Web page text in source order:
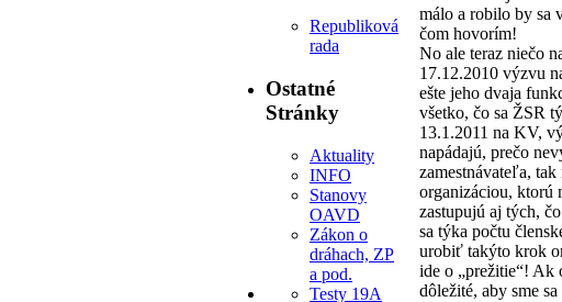
Republiková
rada
Ostatné
Stránky
Aktuality
INFO
Stanovy
OAVD
Zákon o
dráhach, ZP
a pod.
Testy 19A
málo a robilo by sa
čom hovorím!
No ale teraz niečo
17.12.2010 výzvu
ešte jeho dvaja
všetko, čo sa ŽSR
13.1.2011 na KV,
napádajú, prečo
zamestnávateľa,
organizáciou, ktorú
zastupujú aj tých,
sa týka počtu
urobiť takýto krok
ide o „prežitie“! Ak
dôležité, aby sme